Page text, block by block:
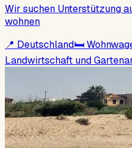
Wir suchen Unterstützung
wohnen
📍 Deutschland🛏
Landwirtschaft und